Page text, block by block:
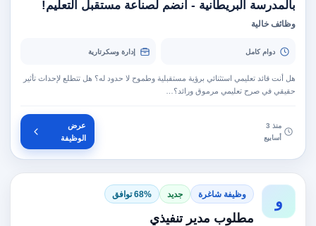
بالمدرسة البريطانية - انضم لصناعة مستقبل التعليم!
وظائف خالية
دوام كامل إدارة وسكرتارية
هل أنت قائد تعليمي استثنائي برؤية مستقبلية وطموح لا حدود له؟ هل تتطلع لإحداث تأثير
حقيقي في صرح تعليمي مرموق ورائد؟…
منذ 3
أسابيع
عرض
الوظيفة
و وظيفة شاغرة جديد 68% توافق
مطلوب مدير تنفيذي